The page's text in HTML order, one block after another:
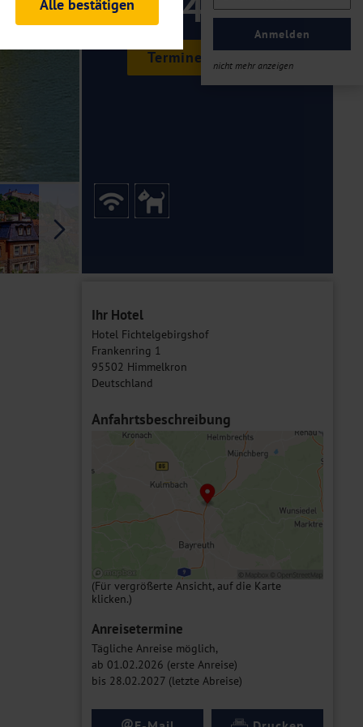
Anmelden
nicht mehr anzeigen
Termine & Preise
Ihr Hotel
Hotel Fichtelgebirgshof
Frankenring 1
95502 Himmelkron
Deutschland
Anfahrtsbeschreibung
(Für vergrößerte Ansicht, auf die Karte
klicken.)
Anreisetermine
Tägliche Anreise möglich,
ab 01.02.2026 (erste Anreise)
bis 28.02.2027 (letzte Abreise)
@
Alle bestätigen